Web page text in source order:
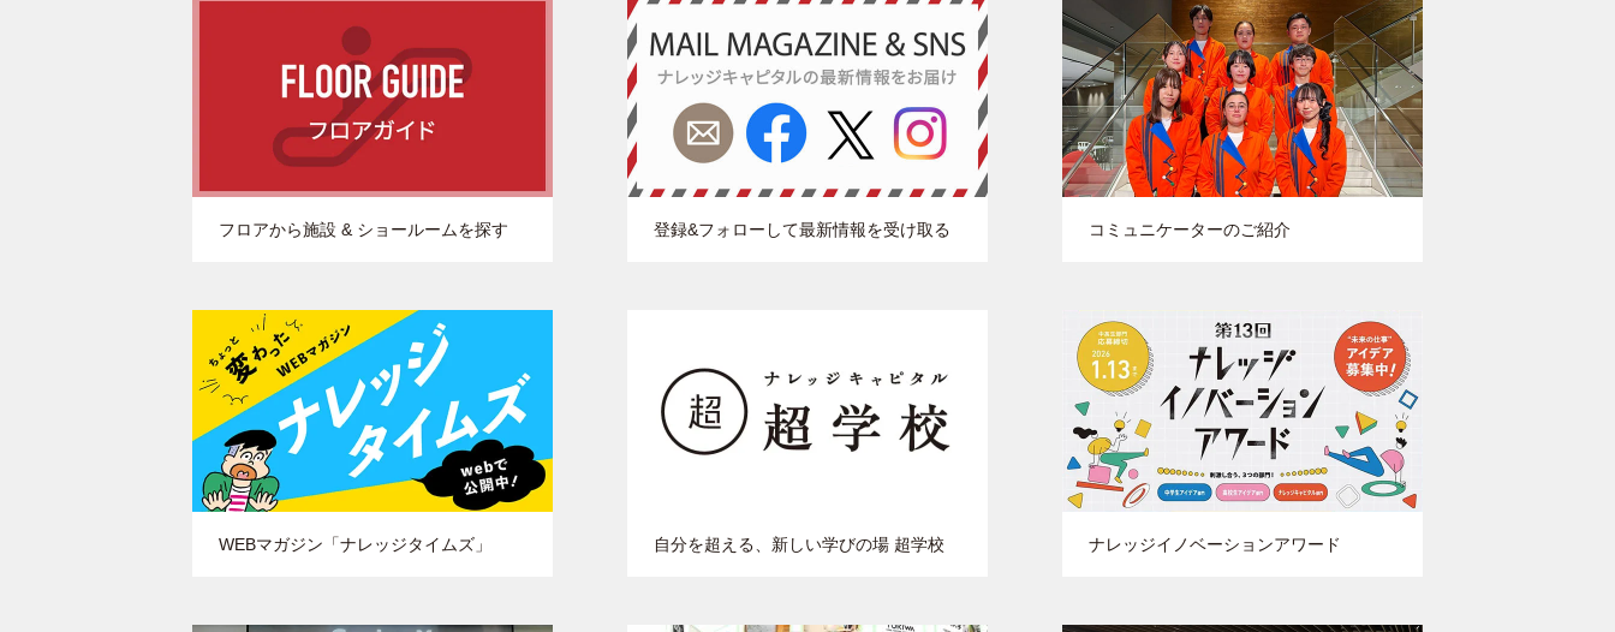
フロアから施設 & ショールームを探す 登録&フォローして最新情報を受け取る コミュニケーターのご紹介
WEBマガジン「ナレッジタイムズ」 自分を超える、新しい学びの場 超学校 ナレッジイノベーションアワード